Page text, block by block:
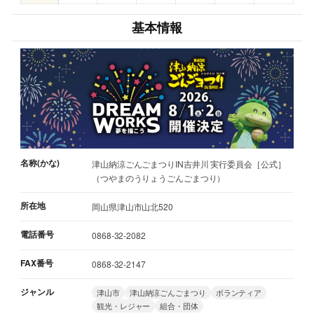
基本情報
名称(かな)
津山納涼ごんごまつりIN吉井川 実行委員会［公式］
（つやまのうりょうごんごまつり）
所在地 岡山県津山市山北520
電話番号 0868-32-2082
FAX番号 0868-32-2147
ジャンル 津山市 津山納涼ごんごまつり
ボランティア
観光・レジャー
組合・団体